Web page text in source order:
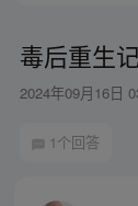
毒后重生
2024年09月16日
1个回答